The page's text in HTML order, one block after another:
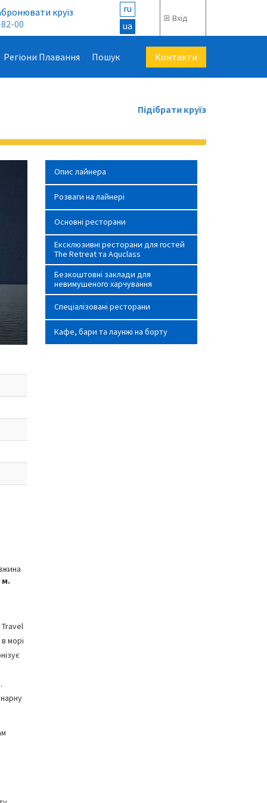
круїз
00
ru
ua
Вхід
Регіони Плавання Пошук Контакти
Підібрати круїз
м.
морі
Опис лайнера
Розваги на лайнері
Основні ресторани
Ексклюзивні ресторани для гостей
The Retreat та Aquclass
Безкоштовні заклади для
невимушеного харчування
Спеціалізовані ресторани
Кафе, бари та лаунжі на борту